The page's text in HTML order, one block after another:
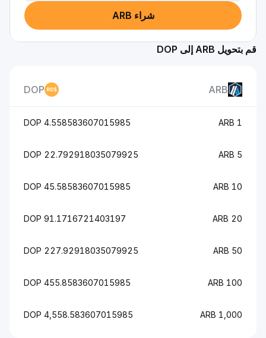
شراء ARB
قم بتحويل ARB إلى DOP
ARB
DOP
1 ARB
4.558583607015985 DOP
5 ARB
22.792918035079925 DOP
10 ARB
45.58583607015985 DOP
20 ARB
91.1716721403197 DOP
50 ARB
227.92918035079925 DOP
100 ARB
455.8583607015985 DOP
1,000 ARB
4,558.583607015985 DOP